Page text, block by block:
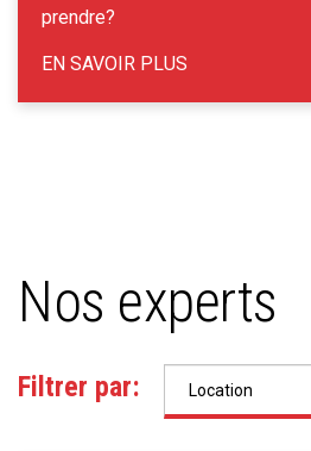
prendre?
EN SAVOIR PLUS
Nos experts
Filtrer par: